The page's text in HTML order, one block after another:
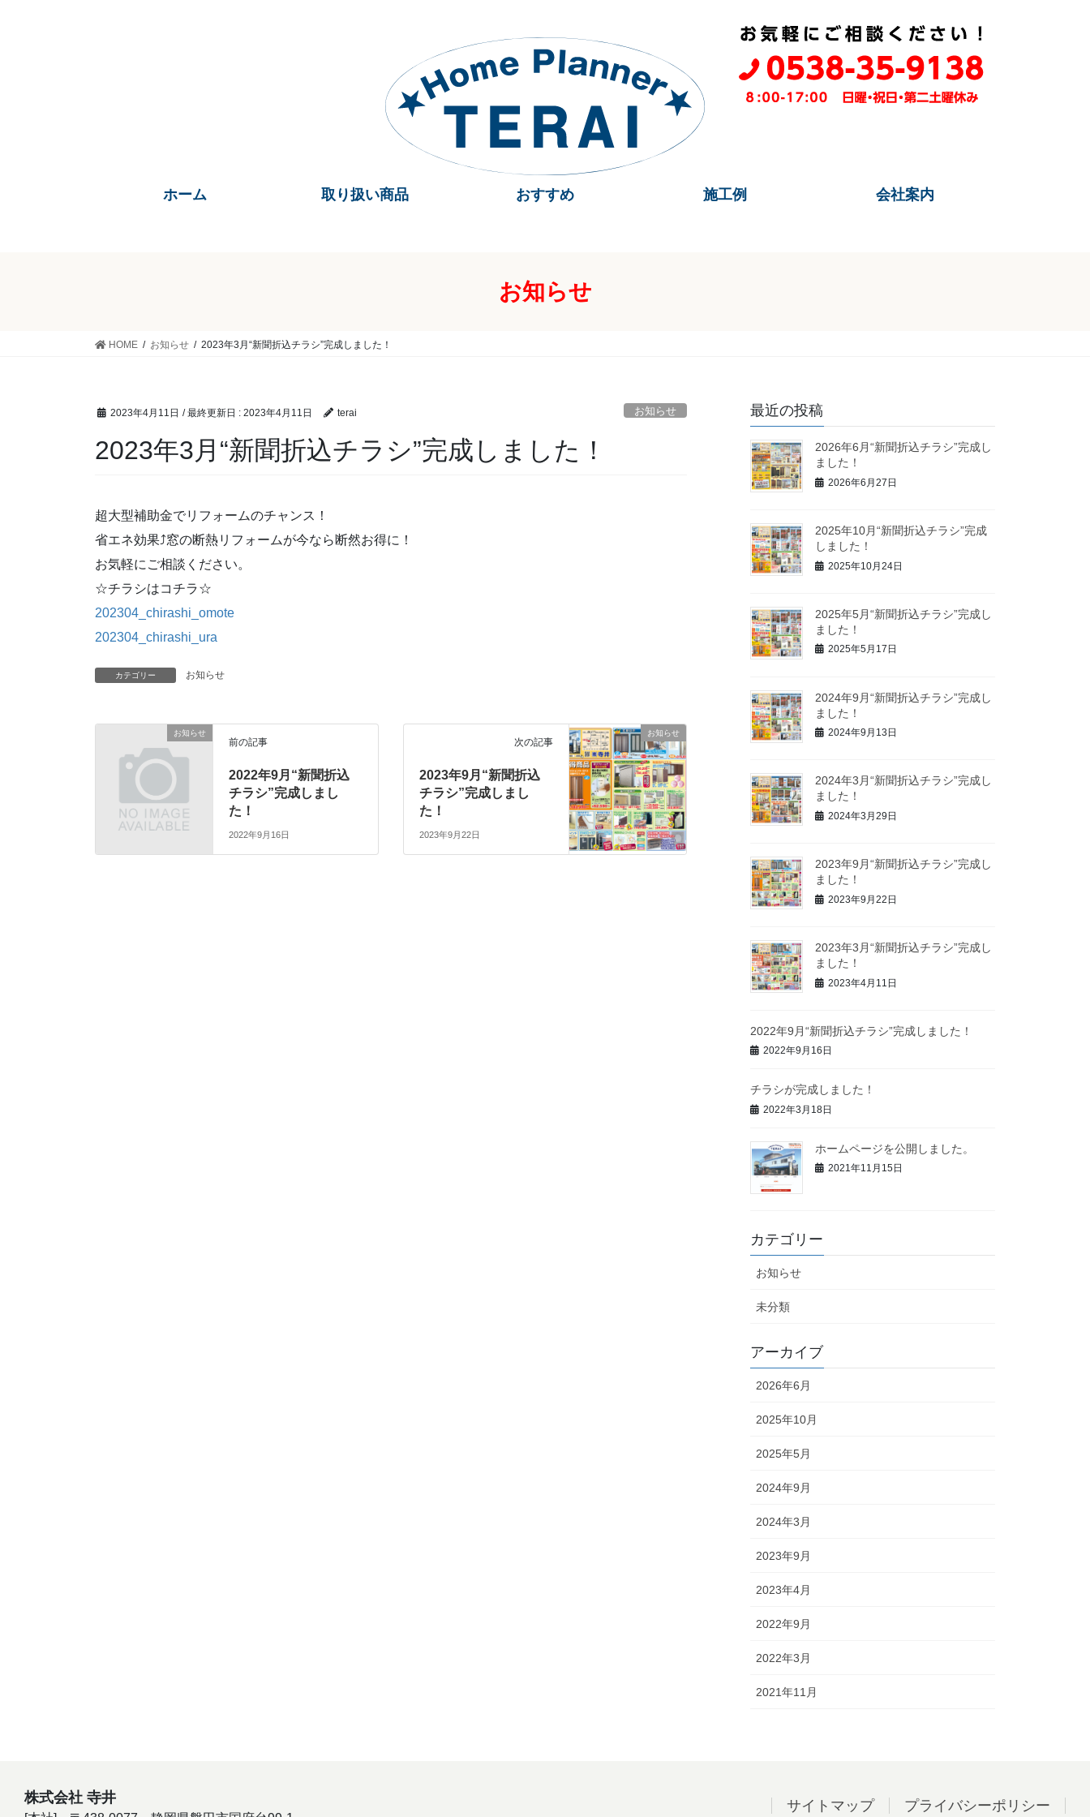
ホーム 取り扱い商品 おすすめ 施工例 会社案内
お知らせ
HOME お知らせ 2023年3月“新聞折込チラシ”完成しました！
2023年4月11日 / 最終更新日 : 2023年4月11日 terai お知らせ
2023年3月“新聞折込チラシ”完成しました！
超大型補助金でリフォームのチャンス！
省エネ効果⤴窓の断熱リフォームが今なら断然お得に！
お気軽にご相談ください。
☆チラシはコチラ☆
202304_chirashi_omote
202304_chirashi_ura
カテゴリー お知らせ
お知らせ
前の記事
2022年9月“新聞折込
チラシ”完成しまし
た！
2022年9月16日
お知らせ
次の記事
2023年9月“新聞折込
チラシ”完成しまし
た！
2023年9月22日
最近の投稿
2026年6月“新聞折込チラシ”完成し
ました！
2026年6月27日
2025年10月“新聞折込チラシ”完成
しました！
2025年10月24日
2025年5月“新聞折込チラシ”完成し
ました！
2025年5月17日
2024年9月“新聞折込チラシ”完成し
ました！
2024年9月13日
2024年3月“新聞折込チラシ”完成し
ました！
2024年3月29日
2023年9月“新聞折込チラシ”完成し
ました！
2023年9月22日
2023年3月“新聞折込チラシ”完成し
ました！
2023年4月11日
2022年9月“新聞折込チラシ”完成しました！
2022年9月16日
チラシが完成しました！
2022年3月18日
ホームページを公開しました。
2021年11月15日
カテゴリー
お知らせ
未分類
アーカイブ
2026年6月
2025年10月
2025年5月
2024年9月
2024年3月
2023年9月
2023年4月
2022年9月
2022年3月
2021年11月
株式会社 寺井 サイトマップ プライバシーポリシー